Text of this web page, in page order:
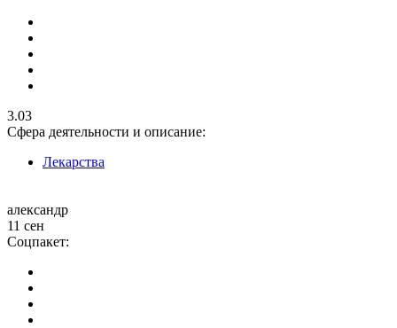
3.03
Сфера деятельности и описание:
Лекарства
александр
11 сен
Соцпакет: